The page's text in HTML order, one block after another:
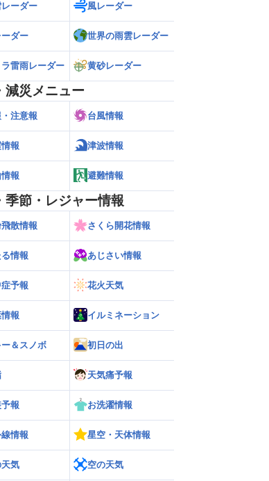
ーダー 風レーダー
ダー 世界の雨雲レーダー
雷雨レーダー 黄砂レーダー
減災メニュー
注意報 台風情報
報 津波情報
報 避難情報
季節・レジャー情報
散情報 さくら開花情報
情報 あじさい情報
予報 花火天気
報 イルミネーション
ー＆スノボ 初日の出
天気痛予報
報 お洗濯情報
情報 星空・天体情報
気 空の天気